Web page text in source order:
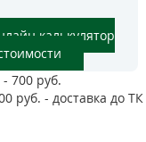
калькулятор
700 руб.
руб. - доставка до ТК